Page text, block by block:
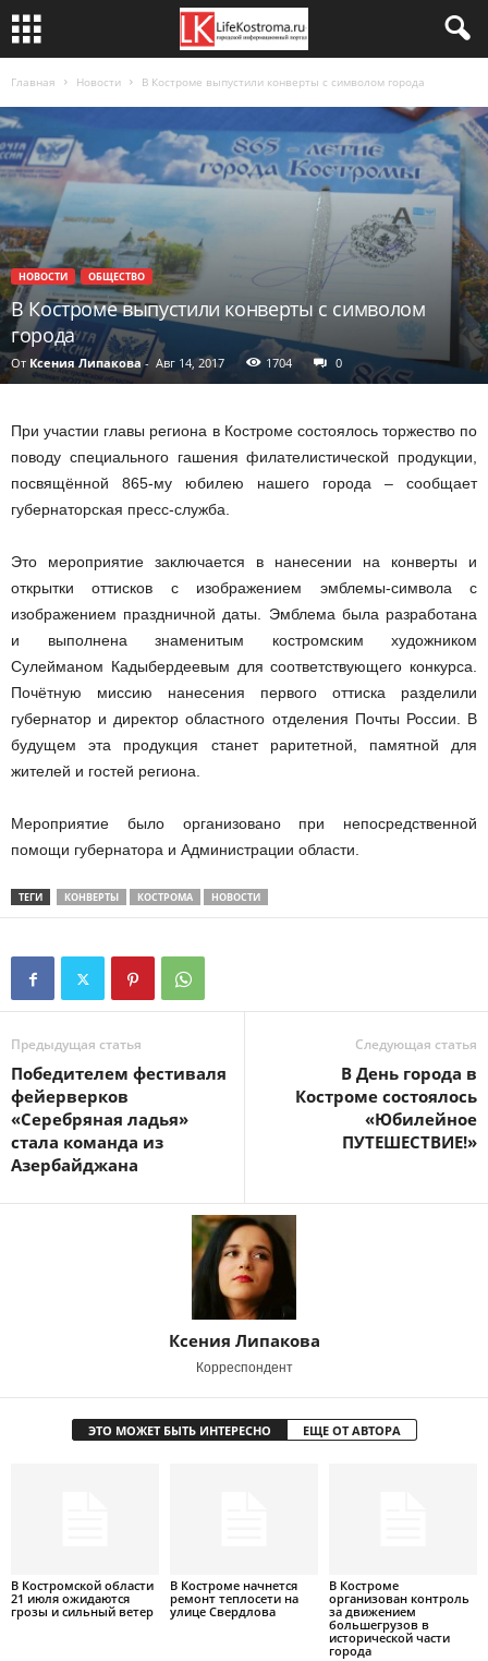
Главная Новости В Костроме выпустили конверты с символом города
НОВОСТИ ОБЩЕСТВО
В Костроме выпустили конверты с символом
города
От Ксения Липакова- Авг 14, 2017 1704 0
При участии главы региона в Костроме состоялось торжество по
поводу специального гашения филателистической продукции,
посвящённой 865-му юбилею нашего города – сообщает
губернаторская пресс-служба.
Это мероприятие заключается в нанесении на конверты и
открытки оттисков с изображением эмблемы-символа с
изображением праздничной даты. Эмблема была разработана
и выполнена знаменитым костромским художником
Сулейманом Кадыбердеевым для соответствующего конкурса.
Почётную миссию нанесения первого оттиска разделили
губернатор и директор областного отделения Почты России. В
будущем эта продукция станет раритетной, памятной для
жителей и гостей региона.
Мероприятие было организовано при непосредственной
помощи губернатора и Администрации области.
ТЕГИ КОНВЕРТЫ КОСТРОМА НОВОСТИ
Предыдущая статья
Победителем фестиваля
фейерверков
«Серебряная ладья»
стала команда из
Азербайджана
Следующая статья
В День города в
Костроме состоялось
«Юбилейное
ПУТЕШЕСТВИЕ!»
Ксения Липакова
Корреспондент
ЭТО МОЖЕТ БЫТЬ ИНТЕРЕСНО ЕЩЕ ОТ АВТОРА
В Костромской области
21 июля ожидаются
грозы и сильный ветер
В Костроме начнется
ремонт теплосети на
улице Свердлова
В Костроме
организован контроль
за движением
большегрузов в
исторической части
города